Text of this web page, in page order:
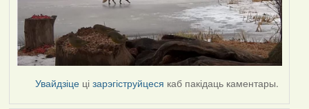
Увайдзіце цізарэгіструйцеся каб пакідаць каментары.